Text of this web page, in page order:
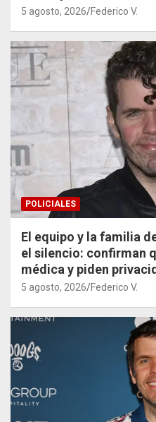
5 agosto, 2026 Federico V.
POLICIALES
El equipo y la familia
el silencio: confirman
médica y piden
5 agosto, 2026 Federico V.